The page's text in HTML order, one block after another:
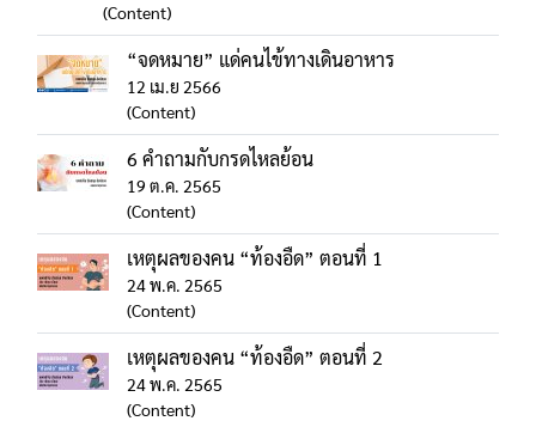
(Content)
“จดหมาย” แด่คนไข้ทางเดินอาหาร
12 เม.ย 2566
(Content)
6 คำถามกับกรดไหลย้อน
19 ต.ค. 2565
(Content)
เหตุผลของคน “ท้องอืด” ตอนที่ 1
24 พ.ค. 2565
(Content)
เหตุผลของคน “ท้องอืด” ตอนที่ 2
24 พ.ค. 2565
(Content)